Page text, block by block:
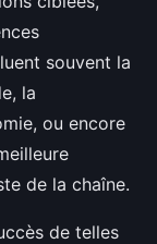
souvent la
la
ou encore
de la chaîne.
de telles